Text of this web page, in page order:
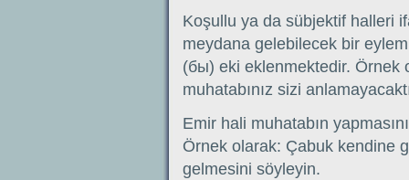
Koşullu ya da sübjektif halleri
meydana gelebilecek bir
(бы) eki eklenmektedir. Örnek
muhatabınız sizi
Emir hali muhatabın
Örnek olarak: Çabuk kendine
gelmesini söyleyin.